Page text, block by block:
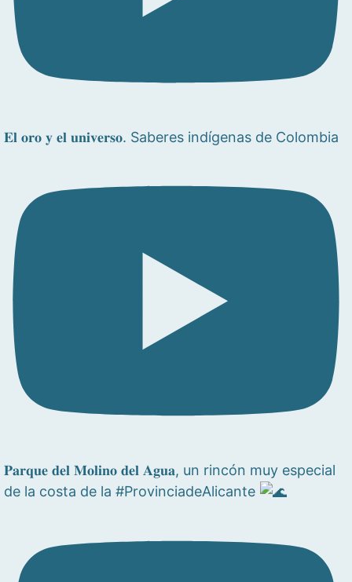
𝐄𝐥 𝐨𝐫𝐨 𝐲 𝐞𝐥 𝐮𝐧𝐢𝐯𝐞𝐫𝐬𝐨. Saberes indígenas de Colombia
𝐏𝐚𝐫𝐪𝐮𝐞 𝐝𝐞𝐥 𝐌𝐨𝐥𝐢𝐧𝐨 𝐝𝐞𝐥 𝐀𝐠𝐮𝐚, un rincón muy especial
de la costa de la #ProvinciadeAlicante